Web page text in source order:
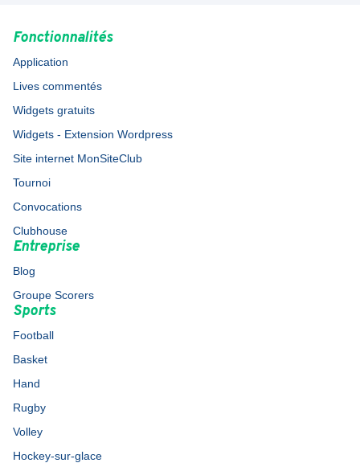
Fonctionnalités
Application
Lives commentés
Widgets gratuits
Widgets - Extension Wordpress
Site internet MonSiteClub
Tournoi
Convocations
Clubhouse
Entreprise
Blog
Groupe Scorers
Sports
Football
Basket
Hand
Rugby
Volley
Hockey-sur-glace